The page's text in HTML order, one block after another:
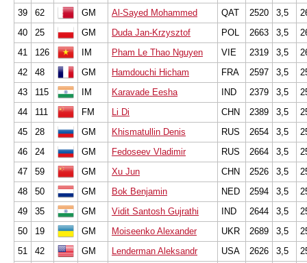
39
62 GM Al-Sayed Mohammed QAT 2520 3,5
40
25 GM Duda Jan-Krzysztof POL 2663 3,5
41
126 IM Pham Le Thao Nguyen VIE 2319 3,5
42
48 GM Hamdouchi Hicham FRA 2597 3,5
43
115 IM Karavade Eesha IND 2379 3,5
44
111 FM Li Di CHN 2389 3,5
45
28 GM Khismatullin Denis RUS 2654 3,5
46
24 GM Fedoseev Vladimir RUS 2664 3,5
47
59 GM Xu Jun CHN 2526 3,5
48
50 GM Bok Benjamin NED 2594 3,5
49
35 GM Vidit Santosh Gujrathi IND 2644 3,5
50
19 GM Moiseenko Alexander UKR 2689 3,5
51
42 GM Lenderman Aleksandr USA 2626 3,5